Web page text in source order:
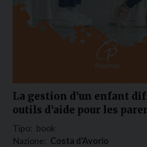
La gestion d’un enfant
outils d’aide pour les
Tipo: book
Nazione: Costa d'Avorio